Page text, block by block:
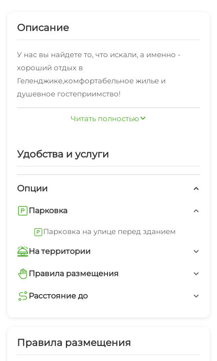
Описание
У нас вы найдете то, что искали, а именно -
хороший отдых в
Геленджике,комфортабельное жилье и
душевное гостеприимство!
В нескольких минутах находятся пляж
набережная.Согласно отзывам наших
постояльцев, им очень нравится наша локация
Аренда жилья у нас без посредников - по
Читать полностью
Удобства и услуги
Опции
Парковка
Парковка на улице перед зданием
На территории
Автостоянка
Дети любого возраста
Правила размещения
запрещено курить в помещениях
Расстояние до
пляж галечный
Правила размещения